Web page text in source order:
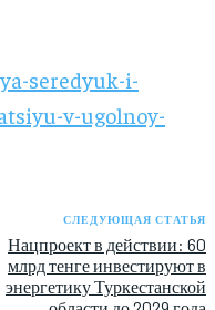
seredyuk-i-
v-ugolnoy-
СЛЕДУЮЩАЯ СТАТЬЯ
Нацпроект в действии: 60
млрд тенге инвестируют в
энергетику Туркестанской